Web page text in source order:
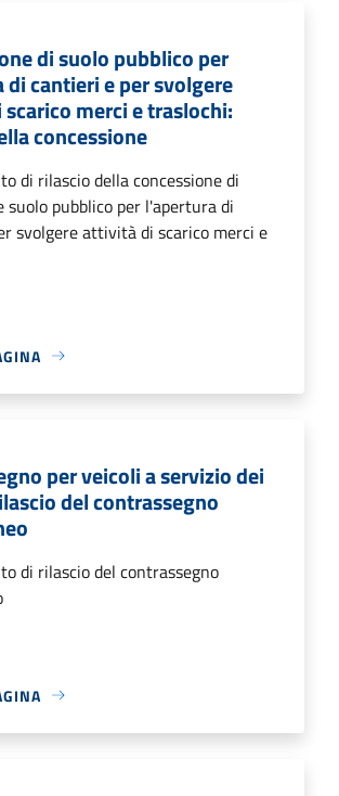
di suolo pubblico per
cantieri e per svolgere
merci e traslochi:
concessione
di rilascio della concessione di
suolo pubblico per l'apertura di
svolgere attività di scarico merci e
per veicoli a servizio dei
del contrassegno
di rilascio del contrassegno